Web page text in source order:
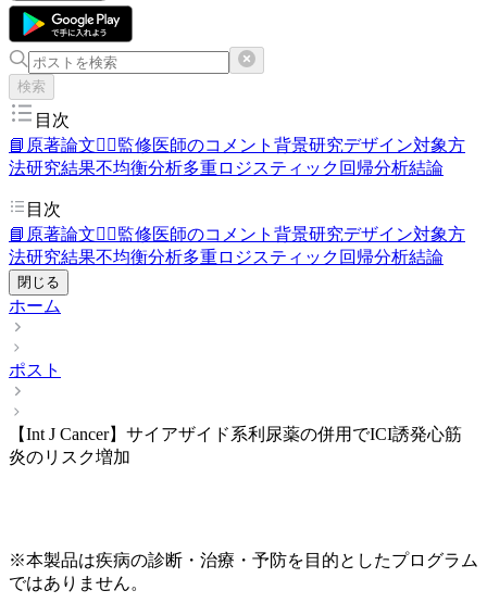
検索
目次
📘原著論文👨‍⚕️監修医師のコメント 背景研究デザイン対象方
法研究結果不均衡分析多重ロジスティック回帰分析結論
目次
📘原著論文👨‍⚕️監修医師のコメント 背景研究デザイン対象方
法研究結果不均衡分析多重ロジスティック回帰分析結論
閉じる
ホーム
ポスト
【Int J Cancer】サイアザイド系利尿薬の併用でICI誘発心筋
炎のリスク増加
※本製品は疾病の診断・治療・予防を目的としたプログラム
ではありません。